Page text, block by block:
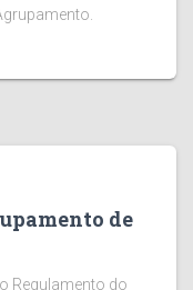
de
Regulamento do